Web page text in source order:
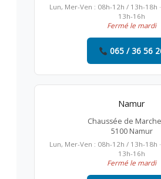
Lun, Mer-Ven : 08h-12h / 13h-18h
13h-16h
Fermé le mardi
065 / 36 56
Namur
Chaussée de
5100 Namur
Lun, Mer-Ven : 08h-12h / 13h-18h
13h-16h
Fermé le mardi